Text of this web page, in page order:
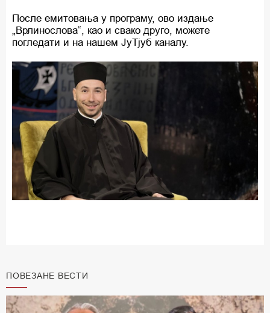
После емитовања у програму, ово издање
„Врлинослова“, као и свако друго, можете
погледати и на нашем ЈуТјуб каналу.
ПОВЕЗАНЕ ВЕСТИ